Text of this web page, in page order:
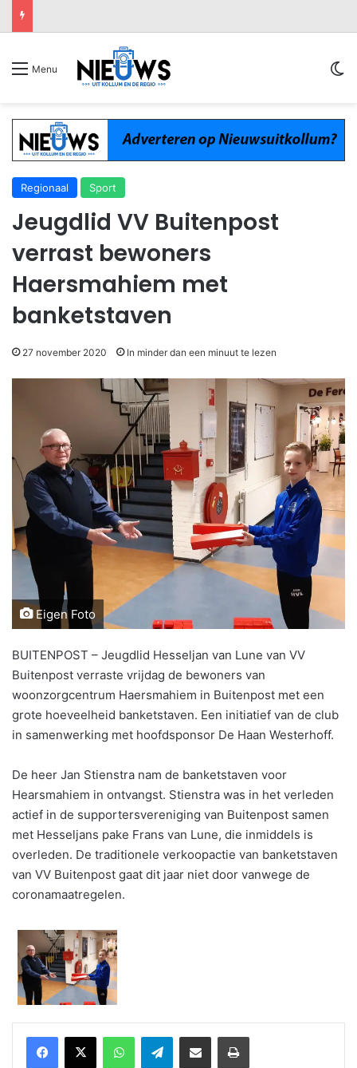
Menu
Regionaal Sport
Jeugdlid VV Buitenpost
verrast bewoners
Haersmahiem met
banketstaven
27 november 2020 In minder dan een minuut te lezen
Eigen Foto
BUITENPOST – Jeugdlid Hesseljan van Lune van VV
Buitenpost verraste vrijdag de bewoners van
woonzorgcentrum Haersmahiem in Buitenpost met een
grote hoeveelheid banketstaven. Een initiatief van de club
in samenwerking met hoofdsponsor De Haan Westerhoff.
De heer Jan Stienstra nam de banketstaven voor
Hearsmahiem in ontvangst. Stienstra was in het verleden
actief in de supportersvereniging van Buitenpost samen
met Hesseljans pake Frans van Lune, die inmiddels is
overleden. De traditionele verkoopactie van banketstaven
van VV Buitenpost gaat dit jaar niet door vanwege de
coronamaatregelen.
WhatsAppTelegramDelen via Email Print